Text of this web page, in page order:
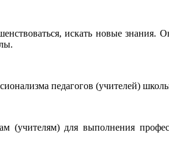
искать новые
педагогов (учителей)
(учителям) для выполнения